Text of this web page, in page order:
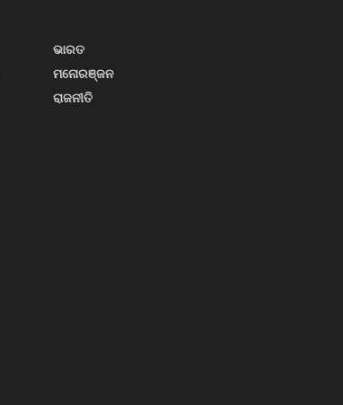
ଭାରତ
ମନୋରଞ୍ଜନ
ରାଜନୀତି